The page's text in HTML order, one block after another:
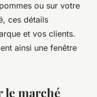
ou sur votre
ces détails
et vos clients.
ainsi une fenêtre
le marché